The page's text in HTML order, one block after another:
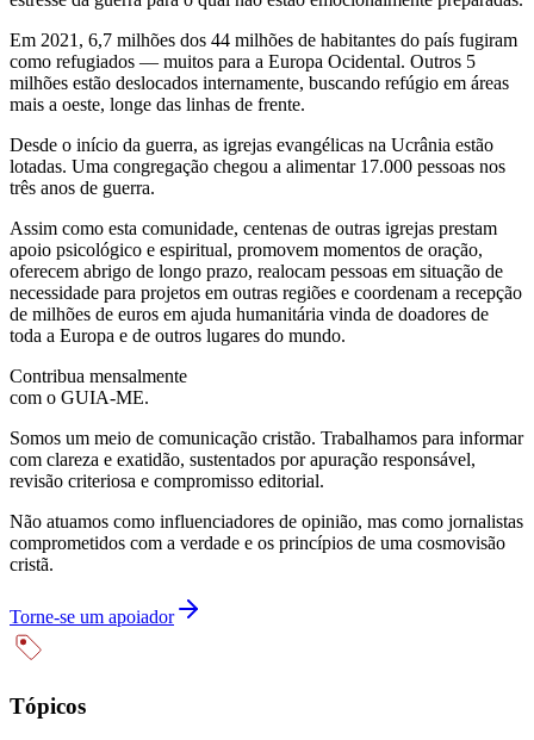
Em 2021, 6,7 milhões dos 44 milhões de habitantes do país fugiram
como refugiados — muitos para a Europa Ocidental. Outros 5
milhões estão deslocados internamente, buscando refúgio em áreas
mais a oeste, longe das linhas de frente.
Desde o início da guerra, as igrejas evangélicas na Ucrânia estão
lotadas. Uma congregação chegou a alimentar 17.000 pessoas nos
três anos de guerra.
Assim como esta comunidade, centenas de outras igrejas prestam
apoio psicológico e espiritual, promovem momentos de oração,
oferecem abrigo de longo prazo, realocam pessoas em situação de
necessidade para projetos em outras regiões e coordenam a recepção
de milhões de euros em ajuda humanitária vinda de doadores de
toda a Europa e de outros lugares do mundo.
Contribua mensalmente
com o GUIA-ME.
Somos um meio de comunicação cristão. Trabalhamos para informar
com clareza e exatidão, sustentados por apuração responsável,
revisão criteriosa e compromisso editorial.
Não atuamos como influenciadores de opinião, mas como jornalistas
comprometidos com a verdade e os princípios de uma cosmovisão
cristã.
Torne-se um apoiador
Tópicos